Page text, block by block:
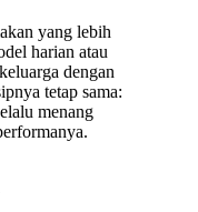
yang lebih
harian atau
dengan
tetap sama:
menang